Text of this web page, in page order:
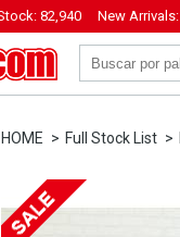
82,940 New Arrivals:
PicknBuy24.com
HOME Full Stock List